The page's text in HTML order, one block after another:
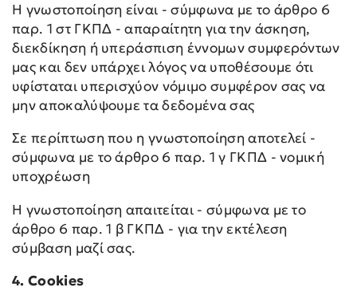
Η γνωστοποίηση είναι - σύμφωνα με το άρθρο 6
παρ. 1 στ ΓΚΠΔ - απαραίτητη για την άσκηση,
διεκδίκηση ή υπεράσπιση έννομων συμφερόντων
μας και δεν υπάρχει λόγος να υποθέσουμε ότι
υφίσταται υπερισχύον νόμιμο συμφέρον σας να
μην αποκαλύψουμε τα δεδομένα σας
Σε περίπτωση που η γνωστοποίηση αποτελεί -
σύμφωνα με το άρθρο 6 παρ. 1 γ ΓΚΠΔ - νομική
υποχρέωση
Η γνωστοποίηση απαιτείται - σύμφωνα με το
άρθρο 6 παρ. 1 β ΓΚΠΔ - για την εκτέλεση
σύμβαση μαζί σας.
4. Cookies